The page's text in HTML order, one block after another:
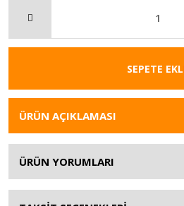
SEPETE
ÜRÜN AÇIKLAMASI
ÜRÜN YORUMLARI